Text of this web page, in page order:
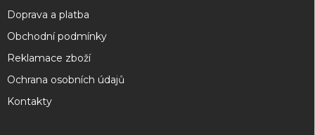
Doprava a platba
Obchodní podmínky
Reklamace zboží
Ochrana osobních údajů
Kontakty